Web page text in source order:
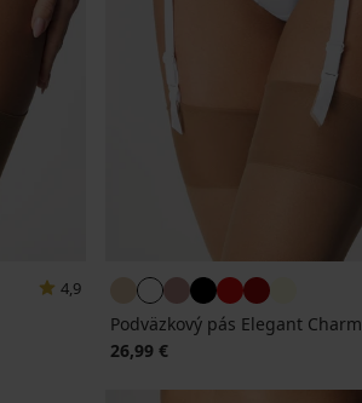
4,9
Podväzkový pás Elegant Charm
26,99 €